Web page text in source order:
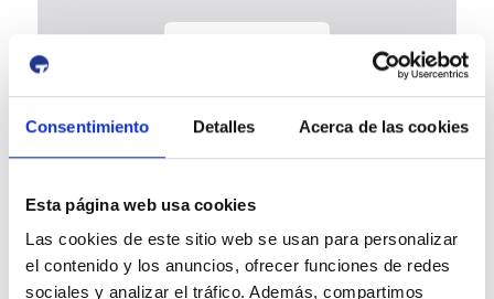
Consentimiento Detalles Acerca de las cookies
Esta página web usa cookies
Las cookies de este sitio web se usan para personalizar
el contenido y los anuncios, ofrecer funciones de redes
sociales y analizar el tráfico. Además, compartimos